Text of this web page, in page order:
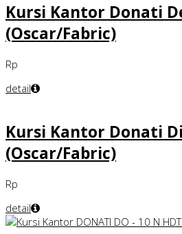
Kursi Kantor Donati
(Oscar/Fabric)
Rp
detail
Kursi Kantor Donati
(Oscar/Fabric)
Rp
detail